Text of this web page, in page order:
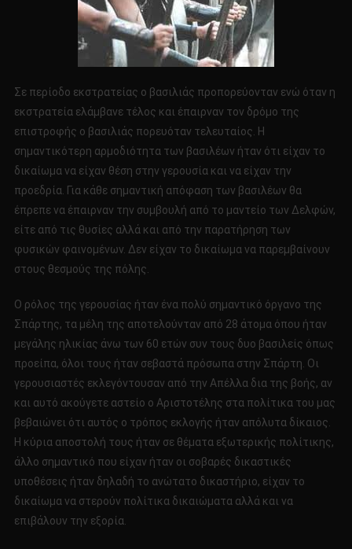
Σε περίοδο εκστρατείας ο βασιλιάς προπορεύονταν ενώ όταν η
εκστρατεία ελάμβανε τέλος και έπαιρναν τον δρόμο της
επιστροφής ο βασιλιάς πορευόταν τελευταίος. Η
σημαντικότερη αρμοδιότητα των βασιλέων ήταν ότι είχαν το
δικαίωμα να είχαν θέση στην γερουσία και να είχαν την
προεδρία. Για κάθε σημαντική απόφαση των βασιλέων θα
έπρεπε να έπαιρναν την συμβουλή από το μαντείο των Δελφών,
είτε από τις θυσίες αλλά και από την παρατήρηση των
φυσικών φαινομένων. Δεν είχαν το δικαίωμα να παρεμβαίνουν
στους θεσμούς της πόλης.
Ο ρόλος της γερουσίας ήταν ένα πολύ σημαντικό όργανο της
Σπάρτης, τα μέλη της αποτελούνταν από 28 άτομα όπου ήταν
μεγάλης ηλικίας άνω των 60 ετών συν τους δυο βασιλείς όπως
προείπα, όλοι τους ήταν σεβαστά πρόσωπα στην Σπάρτη. Οι
γερουσιαστές εκλεγόντουσαν από την Απέλλα δια της βοής, αν
και αυτό ακούγετε αστείο ο Αριστοτέλης στα πολίτικα του μας
βεβαιώνει ότι αυτός ο τρόπος εκλογής ήταν απόλυτα δίκαιος.
Η κύρια αποστολή τους ήταν σε θέματα εξωτερικής πολίτικης,
άλλο σημαντικό που είχαν ήταν οι σοβαρές δικαστικές
υποθέσεις ήταν δηλαδή το ανώτατο δικαστήριο, είχαν το
δικαίωμα να στερούν πολίτικα δικαιώματα αλλά και να
επιβάλουν την εξορία.